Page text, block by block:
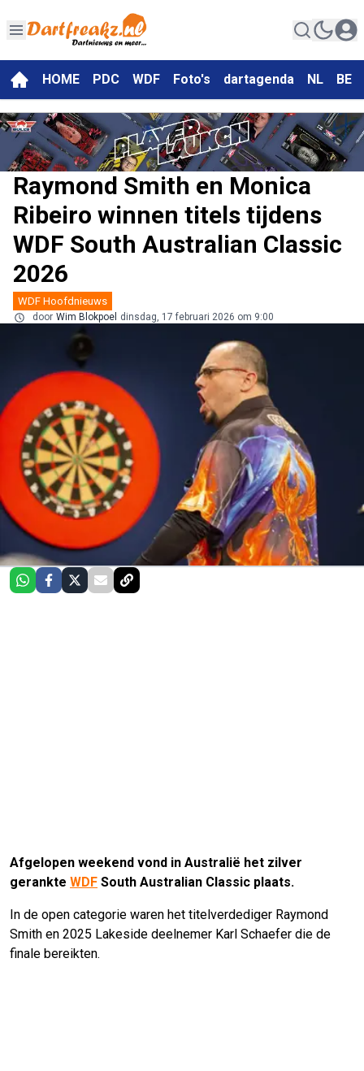
HOME PDC WDF Foto's dartagenda NL BE
Raymond Smith en Monica
Ribeiro winnen titels tijdens
WDF South Australian Classic
2026
WDF Hoofdnieuws
door Wim Blokpoel dinsdag, 17 februari 2026 om 9:00
Afgelopen weekend vond in Australië het zilver
gerankte WDF South Australian Classic plaats.
In de open categorie waren het titelverdediger Raymond
Smith en 2025 Lakeside deelnemer Karl Schaefer die de
finale bereikten.